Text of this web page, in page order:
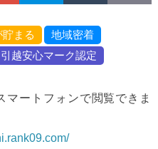
まる
地域密着
引越安心マーク認定
マートフォンで閲覧できま